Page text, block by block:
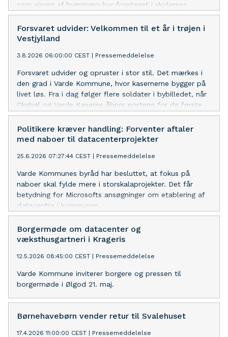
som ejeren af bygningen har foretaget i skolernes
sommerferie.
Forsvaret udvider: Velkommen til et år i trøjen i
Vestjylland
3.8.2026 06:00:00 CEST Pressemeddelelse
Forsvaret udvider og opruster i stor stil. Det mærkes i
den grad i Varde Kommune, hvor kasernerne bygger på
livet løs. Fra i dag følger flere soldater i bybilledet, når
Oksbøl og Varde Kaserne åbner portene for de første
hold, der starter på den nye værnepligt. De næste 11
måneder vil Vestjylland være deres hjem.
Politikere kræver handling: Forventer aftaler
med naboer til datacenterprojekter
25.6.2026 07:27:44 CEST Pressemeddelelse
Varde Kommunes byråd har besluttet, at fokus på
naboer skal fylde mere i storskalaprojekter. Det får
betydning for Microsofts ansøgninger om etablering af
datacentre i kommunen.
Borgermøde om datacenter og
væksthusgartneri i Krageris
12.5.2026 08:45:00 CEST Pressemeddelelse
Varde Kommune inviterer borgere og pressen til
borgermøde i Ølgod 21. maj.
Børnehavebørn vender retur til Svalehuset
17.4.2026 11:00:00 CEST Pressemeddelelse